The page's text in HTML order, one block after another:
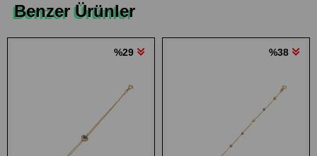
Benzer Ürünler
%29 %38